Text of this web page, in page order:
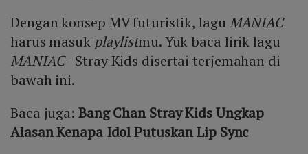
Dengan konsep MV futuristik, lagu MANIAC
harus masuk playlistmu. Yuk baca lirik lagu
MANIAC- Stray Kids disertai terjemahan di
bawah ini.
Baca juga: Bang Chan Stray Kids Ungkap
Alasan Kenapa Idol Putuskan Lip Sync